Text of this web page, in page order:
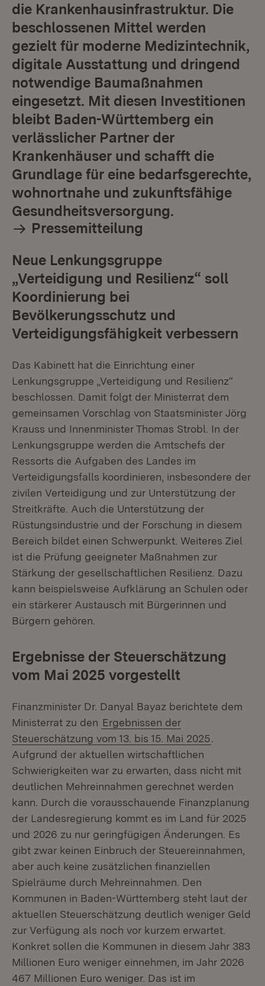
die Krankenhausinfrastruktur. Die
beschlossenen Mittel werden
gezielt für moderne Medizintechnik,
digitale Ausstattung und dringend
notwendige Baumaßnahmen
eingesetzt. Mit diesen Investitionen
bleibt Baden-Württemberg ein
verlässlicher Partner der
Krankenhäuser und schafft die
Grundlage für eine bedarfsgerechte,
wohnortnahe und zukunftsfähige
Gesundheitsversorgung.
Pressemitteilung
Neue Lenkungsgruppe
„Verteidigung und Resilienz“ soll
Koordinierung bei
Bevölkerungsschutz und
Verteidigungsfähigkeit verbessern
Das Kabinett hat die Einrichtung einer
Lenkungsgruppe „Verteidigung und Resilienz“
beschlossen. Damit folgt der Ministerrat dem
gemeinsamen Vorschlag von Staatsminister Jörg
Krauss und Innenminister Thomas Strobl. In der
Lenkungsgruppe werden die Amtschefs der
Ressorts die Aufgaben des Landes im
Verteidigungsfalls koordinieren, insbesondere der
zivilen Verteidigung und zur Unterstützung der
Streitkräfte. Auch die Unterstützung der
Rüstungsindustrie und der Forschung in diesem
Bereich bildet einen Schwerpunkt. Weiteres Ziel
ist die Prüfung geeigneter Maßnahmen zur
Stärkung der gesellschaftlichen Resilienz. Dazu
kann beispielsweise Aufklärung an Schulen oder
ein stärkerer Austausch mit Bürgerinnen und
Bürgern gehören.
Ergebnisse der Steuerschätzung
vom Mai 2025 vorgestellt
Finanzminister Dr. Danyal Bayaz berichtete dem
Ministerrat zu den Ergebnissen der
Steuerschätzung vom 13. bis 15. Mai 2025
Aufgrund der aktuellen wirtschaftlichen
Schwierigkeiten war zu erwarten, dass nicht mit
deutlichen Mehreinnahmen gerechnet werden
kann. Durch die vorausschauende Finanzplanung
der Landesregierung kommt es im Land für 2025
und 2026 zu nur geringfügigen Änderungen. Es
gibt zwar keinen Einbruch der Steuereinnahmen,
aber auch keine zusätzlichen finanziellen
Spielräume durch Mehreinnahmen. Den
Kommunen in Baden-Württemberg steht laut der
aktuellen Steuerschätzung deutlich weniger Geld
zur Verfügung als noch vor kurzem erwartet.
Konkret sollen die Kommunen in diesem Jahr 383
Millionen Euro weniger einnehmen, im Jahr 2026
467 Millionen Euro weniger. Das ist im